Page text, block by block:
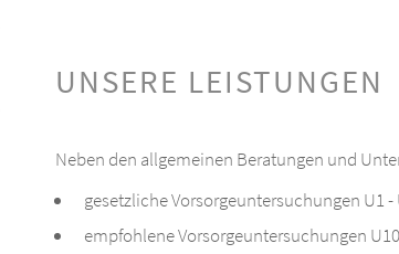
UNSERE LEISTUNGEN
Neben den allgemeinen Beratungen und
gesetzliche Vorsorgeuntersuchungen U1 -
empfohlene Vorsorgeuntersuchungen